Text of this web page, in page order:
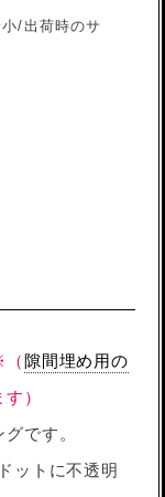
/出荷時のサ
（ 隙間埋め用の
）
です。
ットに不透明